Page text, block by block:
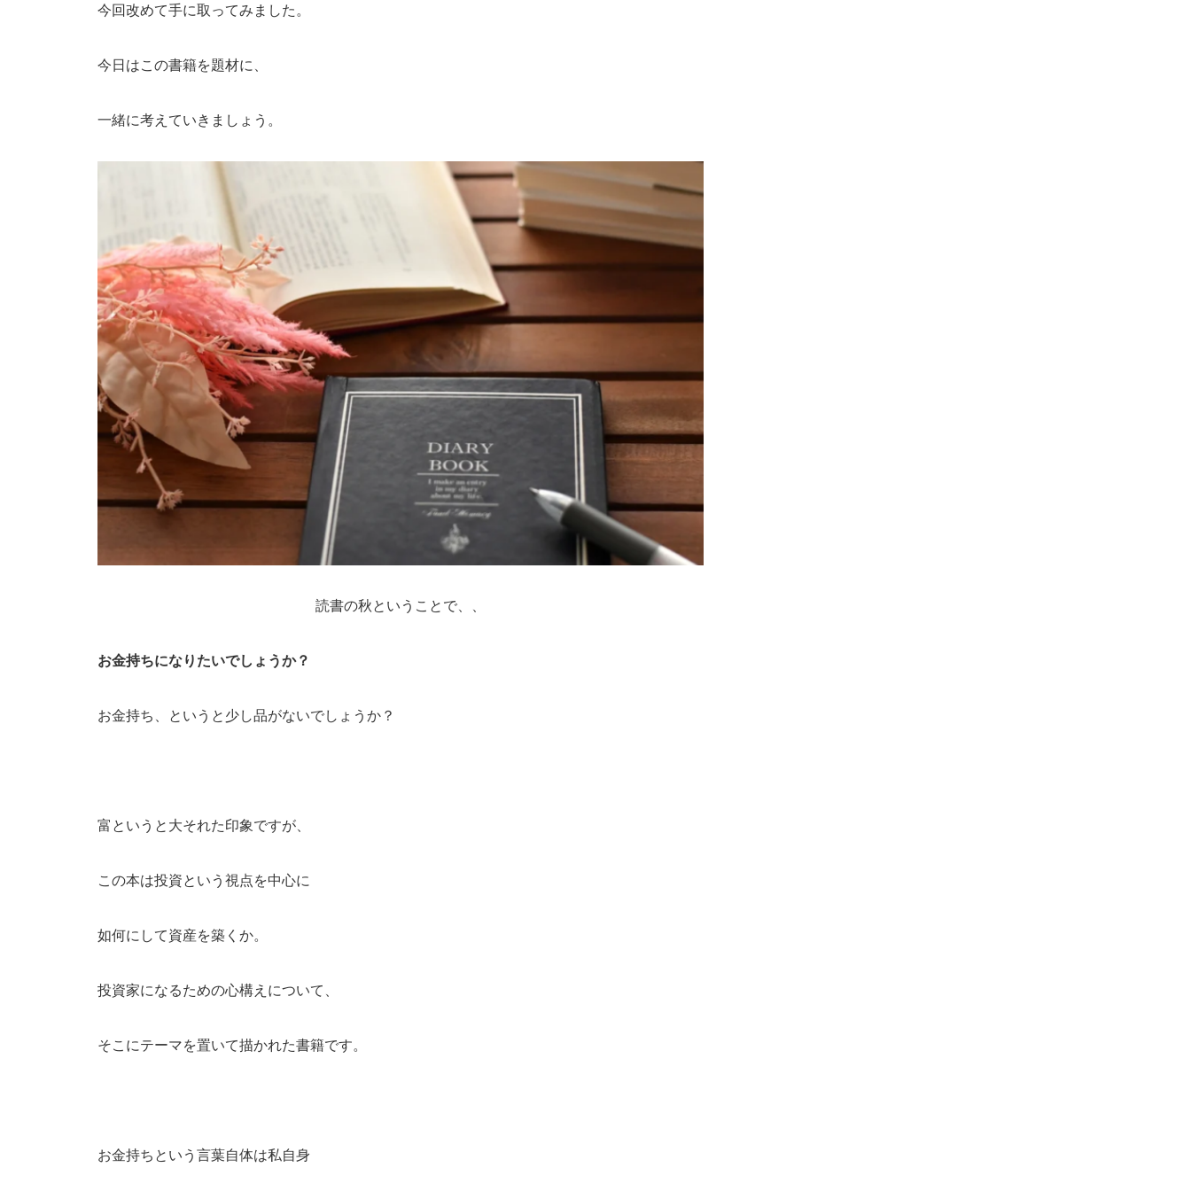
今回改めて手に取ってみました。
今日はこの書籍を題材に、
一緒に考えていきましょう。
読書の秋ということで、、
お金持ちになりたいでしょうか？
お金持ち、というと少し品がないでしょうか？
富というと大それた印象ですが、
この本は投資という視点を中心に
如何にして資産を築くか。
投資家になるための心構えについて、
そこにテーマを置いて描かれた書籍です。
お金持ちという言葉自体は私自身